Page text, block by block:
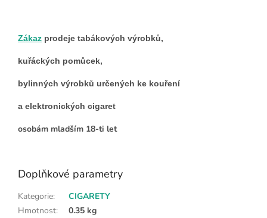
Zákaz prodeje tabákových výrobků,
kuřáckých pomůcek,
bylinných výrobků určených ke kouření
a elektronických cigaret
osobám mladším 18-ti let
Doplňkové parametry
Kategorie:
CIGARETY
Hmotnost:
0.35 kg